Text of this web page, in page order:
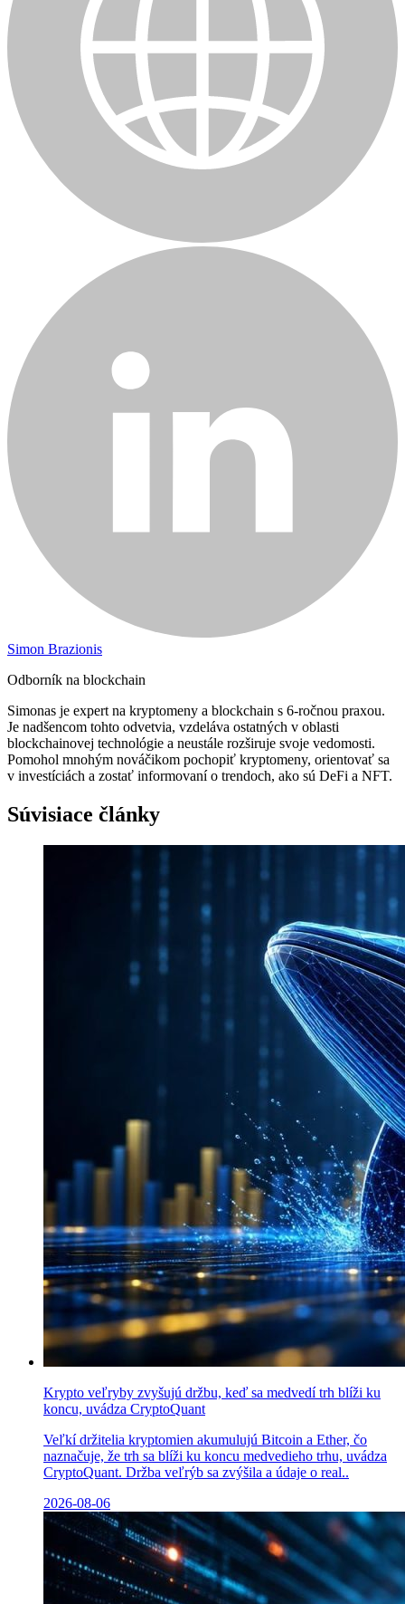
Simon Brazionis
Odborník na blockchain
Simonas je expert na kryptomeny a blockchain s 6-ročnou praxou.
Je nadšencom tohto odvetvia, vzdeláva ostatných v oblasti
blockchainovej technológie a neustále rozširuje svoje vedomosti.
Pomohol mnohým nováčikom pochopiť kryptomeny, orientovať sa
v investíciách a zostať informovaní o trendoch, ako sú DeFi a NFT.
Súvisiace články
Krypto veľryby zvyšujú držbu, keď sa medvedí trh blíži ku
koncu, uvádza CryptoQuant
Veľkí držitelia kryptomien akumulujú Bitcoin a Ether, čo
naznačuje, že trh sa blíži ku koncu medvedieho trhu, uvádza
CryptoQuant. Držba veľrýb sa zvýšila a údaje o real..
2026-08-06